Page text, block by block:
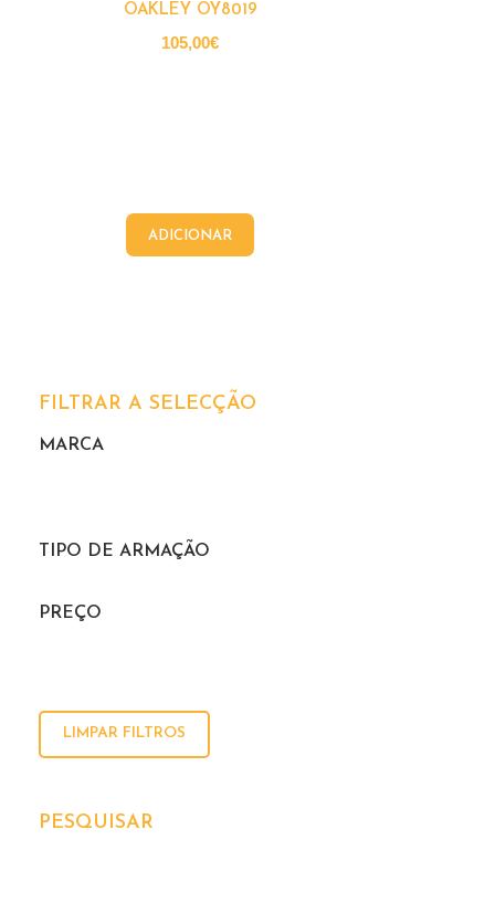
OAKLEY OY8019
105,00€
ADICIONAR
FILTRAR A SELECÇÃO
MARCA
TIPO DE ARMAÇÃO
PREÇO
LIMPAR FILTROS
PESQUISAR